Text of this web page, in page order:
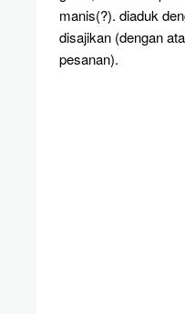
manis(?). diaduk
disajikan (dengan
pesanan).